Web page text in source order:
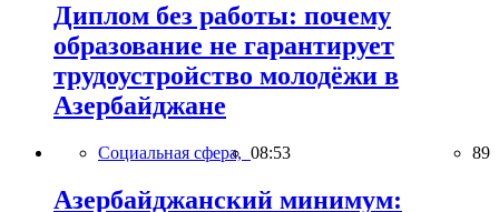
Диплом без работы: почему
образование не гарантирует
трудоустройство молодёжи в
Азербайджане
Социальная сфера, 08:53 89
Азербайджанский минимум: